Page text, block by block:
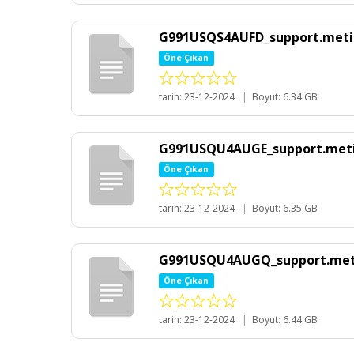
Öne Çıkan
tarih: 23-12-2024 | Boyut: 6.34 GB
Öne Çıkan
tarih: 23-12-2024 | Boyut: 6.35 GB
Öne Çıkan
tarih: 23-12-2024 | Boyut: 6.44 GB